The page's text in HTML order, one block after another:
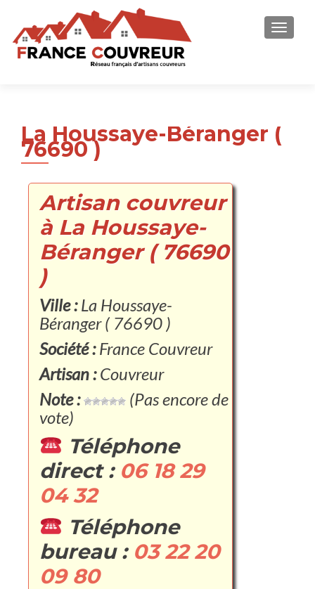
La Houssaye-Béranger (
76690 )
Artisan couvreur
à La Houssaye-
Béranger ( 76690
)
Ville :La Houssaye-
Béranger ( 76690 )
Société :France Couvreur
Artisan :Couvreur
Note :
(Pas encore de
vote)
Téléphone
direct : 06 18 29
04 32
Téléphone
bureau : 03 22 20
09 80